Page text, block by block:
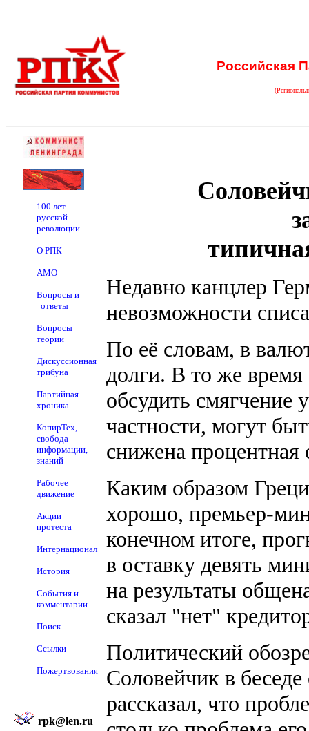
Российская
100 лет
русской
революции
О РПК
АМО
Вопросы и
ответы
Вопросы
теории
Дискуссионная
трибуна
Партийная
хроника
КопирТех,
свобода
информации,
знаний
Рабочее
движение
Акции
протеста
Интернационал
История
События и
комментарии
Поиск
Ссылки
Пожертвования
rpk@len.ru
Недавно канцлер
невозможности
По её словам, в
долги. В то же
обсудить смягчение
частности, могут
снижена процентная
Каким образом
хорошо, премьер-
конечном итоге,
в оставку девять
на результаты
сказал "нет"
Политический
Соловейчик в
рассказал, что